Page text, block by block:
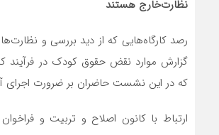
نظارت‌خارج هستند
رصد کارگاه‌هایی که از دید بررسی و
گزارش موارد نقض حقوق کودک در فرآیند
که در این نشست حاضران بر ضرورت اجرای
ارتباط با کانون اصلاح و تربیت و